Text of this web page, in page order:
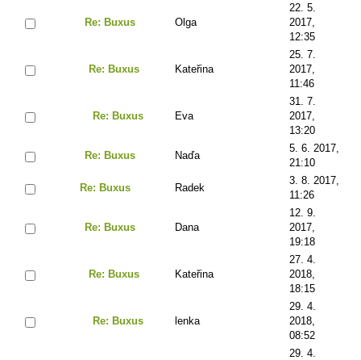
Re: Buxus Olga
22. 5.
2017,
12:35
Re: Buxus Kateřina
25. 7.
2017,
11:46
Re: Buxus Eva
31. 7.
2017,
13:20
Re: Buxus Naďa
5. 6. 2017,
21:10
Re: Buxus Radek
3. 8. 2017,
11:26
Re: Buxus Dana
12. 9.
2017,
19:18
Re: Buxus Kateřina
27. 4.
2018,
18:15
Re: Buxus lenka
29. 4.
2018,
08:52
29. 4.